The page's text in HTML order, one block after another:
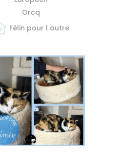
Orcq
Félin pour l autre